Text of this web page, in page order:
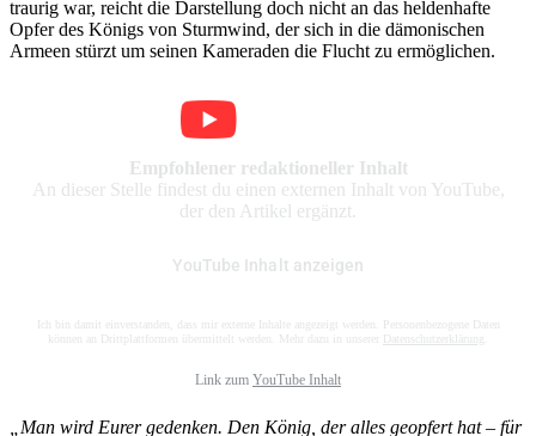
traurig war, reicht die Darstellung doch nicht an das heldenhafte
Opfer des Königs von Sturmwind, der sich in die dämonischen
Armeen stürzt um seinen Kameraden die Flucht zu ermöglichen.
Empfohlener redaktioneller Inhalt
An dieser Stelle findest du einen externen Inhalt von YouTube,
der den Artikel ergänzt.
YouTube Inhalt anzeigen
Ich bin damit einverstanden, dass mir externe Inhalte angezeigt werden. Personenbezogene Daten
können an Drittplattformen übermittelt werden. Mehr dazu in unserer Datenschutzerklärung
Link zum YouTube Inhalt
„Man wird Eurer gedenken. Den König, der alles geopfert hat – für